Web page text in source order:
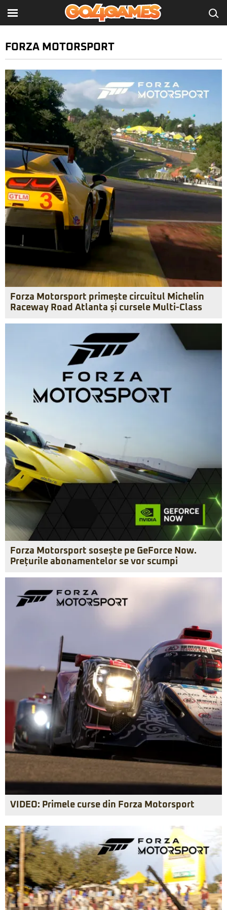
FORZA MOTORSPORT
Forza Motorsport primește circuitul Michelin
Raceway Road Atlanta și cursele Multi-Class
Forza Motorsport sosește pe GeForce Now.
Prețurile abonamentelor se vor scumpi
VIDEO: Primele curse din Forza Motorsport